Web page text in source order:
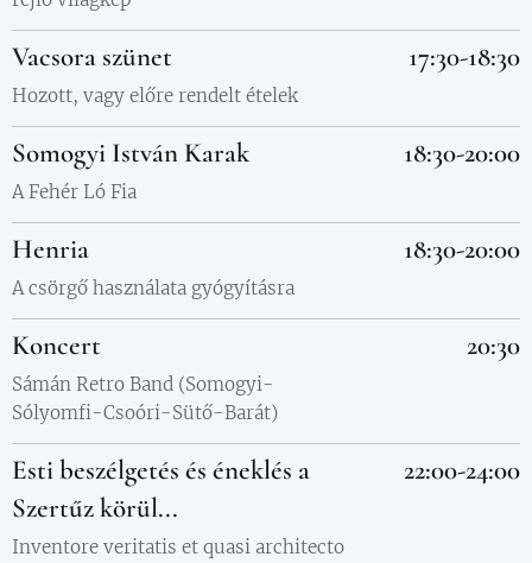
Vacsora szünet
Hozott, vagy előre rendelt ételek
17:30-18:30
Somogyi István Karak
A Fehér Ló Fia
18:30-20:00
Henria
A csörgő használata gyógyításra
18:30-20:00
Koncert
Sámán Retro Band (Somogyi-
Sólyomfi-Csoóri-Sütő-Barát)
20:30
Esti beszélgetés és éneklés a
Szertűz körül...
Inventore veritatis et quasi architecto
22:00-24:00